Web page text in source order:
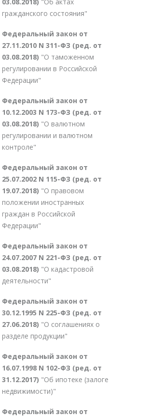
гражданского состояния"
Федеральный закон от
27.11.2010 N 311-ФЗ (ред. от
03.08.2018) "О таможенном
регулировании в Российской
Федерации"
Федеральный закон от
10.12.2003 N 173-ФЗ (ред. от
03.08.2018) "О валютном
регулировании и валютном
контроле"
Федеральный закон от
25.07.2002 N 115-ФЗ (ред. от
19.07.2018) "О правовом
положении иностранных
граждан в Российской
Федерации"
Федеральный закон от
24.07.2007 N 221-ФЗ (ред. от
03.08.2018) "О кадастровой
деятельности"
Федеральный закон от
30.12.1995 N 225-ФЗ (ред. от
27.06.2018) "О соглашениях о
разделе продукции"
Федеральный закон от
16.07.1998 N 102-ФЗ (ред. от
31.12.2017) "Об ипотеке (залоге
недвижимости)"
Федеральный закон от